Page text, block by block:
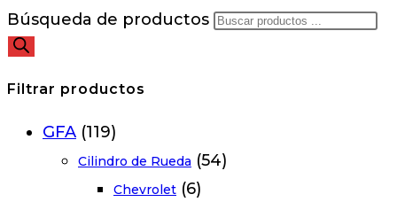
Búsqueda de productos
Filtrar productos
GFA (119)
Cilindro de Rueda (54)
Chevrolet (6)